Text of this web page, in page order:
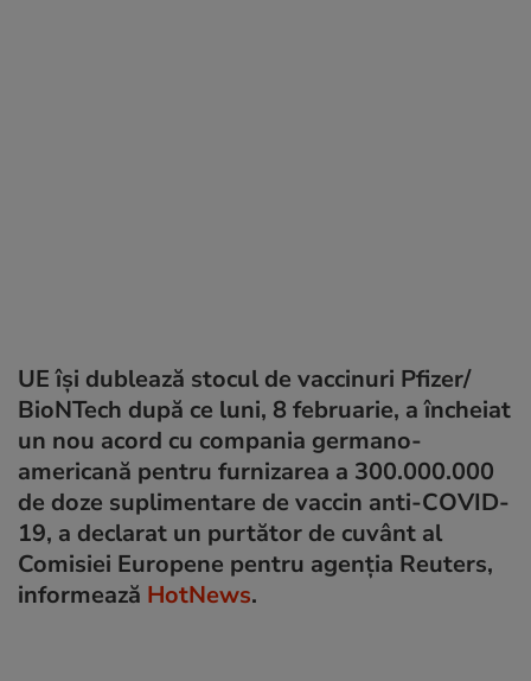
UE își dublează stocul de vaccinuri Pfizer/
BioNTech după ce luni, 8 februarie, a încheiat
un nou acord cu compania germano-
americană pentru furnizarea a 300.000.000
de doze suplimentare de vaccin anti-COVID-
19, a declarat un purtător de cuvânt al
Comisiei Europene pentru agenția Reuters,
informează HotNews.